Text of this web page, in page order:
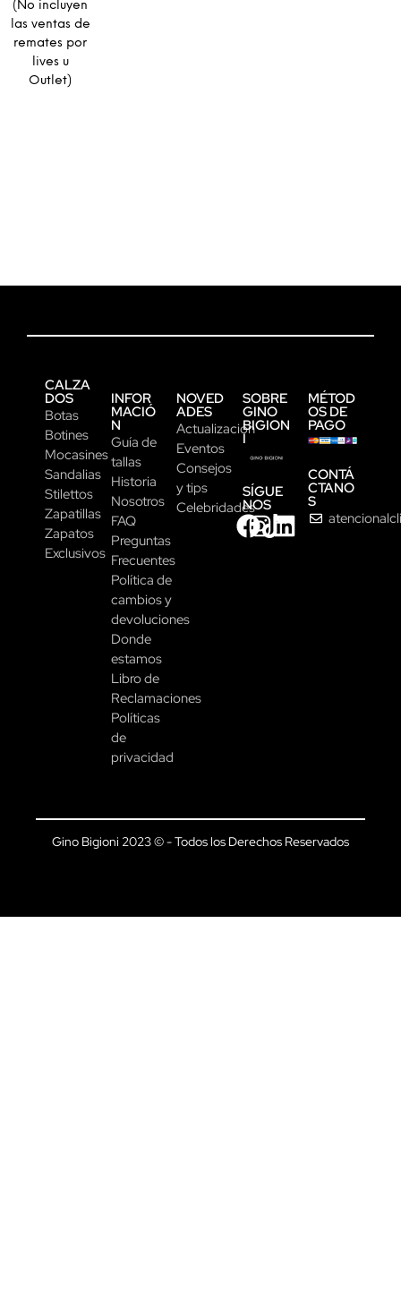
(No incluyen
las ventas de
remates por
lives u
Outlet)
CALZA
DOS
Botas
Botines
Mocasines
Sandalias
Stilettos
Zapatillas
Zapatos
Exclusivos
INFOR
MACIÓ
N
Guía de
tallas
Historia
Nosotros
FAQ
Preguntas
Frecuentes
Política de
cambios y
devoluciones
Donde
estamos
Libro de
Reclamaciones
Políticas
de
privacidad
NOVED
ADES
Actualización
Eventos
Consejos
y tips
Celebridades
SOBRE
GINO
BIGION
I
SÍGUE
NOS
MÉTOD
OS DE
PAGO
CONTÁ
CTANO
S
Gino Bigioni 2023 © - Todos los Derechos Reservados